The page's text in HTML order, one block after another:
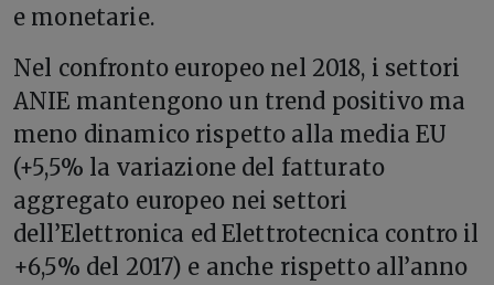
e monetarie.
Nel confronto europeo nel 2018, i settori
ANIE mantengono un trend positivo ma
meno dinamico rispetto alla media EU
(+5,5% la variazione del fatturato
aggregato europeo nei settori
dell’Elettronica ed Elettrotecnica contro il
+6,5% del 2017) e anche rispetto all’anno